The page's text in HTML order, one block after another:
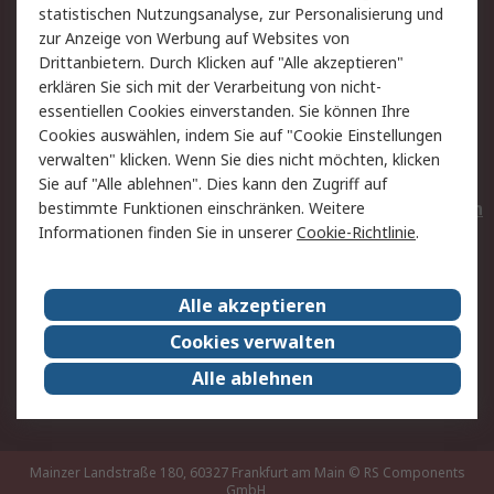
Hilfe
Privatkunden
Rechtliches
AGB
Datenschutz
Cookie-Richtlinie
Zahlungsbedingungen
Copyright/Impressum
Entsorgung
Elektrogeräte/Batterien
RS weltweit
Karriere bei RS
Nachhaltigkeit
Qualität/Umwelt/ZertifikatePresse-Center
Event-Center
Mainzer Landstraße 180, 60327 Frankfurt am Main © RS Components
statistischen Nutzungsanalyse, zur Personalisierung und
zur Anzeige von Werbung auf Websites von
Drittanbietern. Durch Klicken auf "Alle akzeptieren"
erklären Sie sich mit der Verarbeitung von nicht-
essentiellen Cookies einverstanden. Sie können Ihre
Cookies auswählen, indem Sie auf "Cookie Einstellungen
verwalten" klicken. Wenn Sie dies nicht möchten, klicken
Sie auf "Alle ablehnen". Dies kann den Zugriff auf
bestimmte Funktionen einschränken. Weitere
Informationen finden Sie in unsererCookie-Richtlinie.
Alle akzeptieren
Cookies verwalten
Alle ablehnen